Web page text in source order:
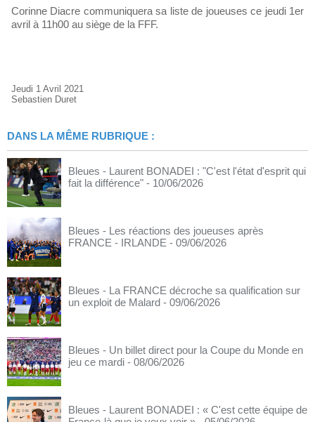
Corinne Diacre communiquera sa liste de joueuses ce jeudi 1er
avril à 11h00 au siège de la FFF.
Jeudi 1 Avril 2021
Sebastien Duret
DANS LA MÊME RUBRIQUE :
Bleues - Laurent BONADEI : "C'est l'état d'esprit qui
fait la différence" - 10/06/2026
Bleues - Les réactions des joueuses après
FRANCE - IRLANDE - 09/06/2026
Bleues - La FRANCE décroche sa qualification sur
un exploit de Malard - 09/06/2026
Bleues - Un billet direct pour la Coupe du Monde en
jeu ce mardi - 08/06/2026
Bleues - Laurent BONADEI : « C'est cette équipe de